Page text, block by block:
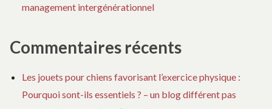
management intergénérationnel
Commentaires récents
Les jouets pour chiens favorisant l’exercice physique :
Pourquoi sont-ils essentiels ? – un blog différent pas